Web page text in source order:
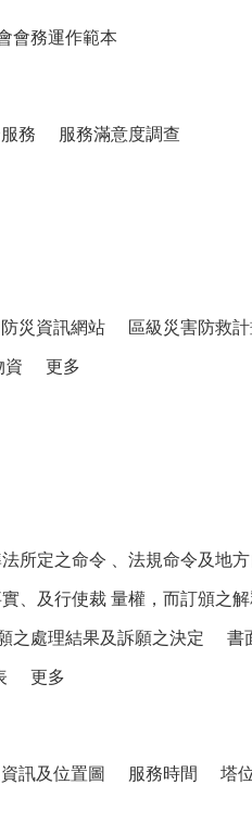
會務運作範本
務 服務滿意度調查
防災資訊網站 區級災害防救
資 更多
所定之命令 、法規命令及地
、及行使裁 量權，而訂頒之
之處理結果及訴願之決定 書
更多
訊及位置圖 服務時間 塔